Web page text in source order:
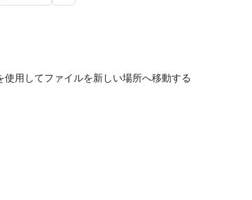
使用してファイルを新しい場所へ移動する